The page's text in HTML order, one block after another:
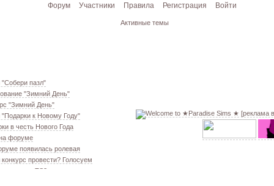
Форум Участники Правила Регистрация Войти
Активные темы
"Собери пазл"
"Зимний День"
"Зимний День"
"Подарки к Новому Году"
в честь Нового Года
форуме
появилась ролевая
конкурс провести? Голосуем
меш. TS3
[реклама